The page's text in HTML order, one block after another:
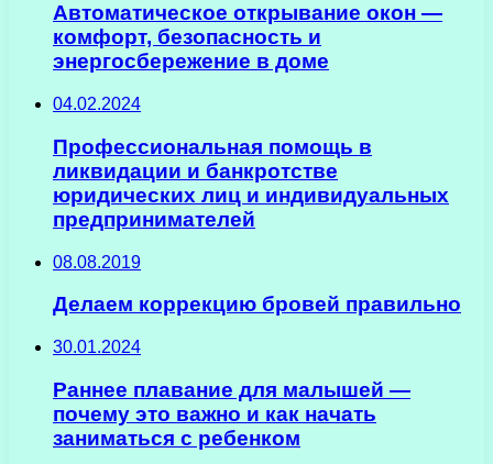
Автоматическое открывание окон —
комфорт, безопасность и
энергосбережение в доме
04.02.2024
Профессиональная помощь в
ликвидации и банкротстве
юридических лиц и индивидуальных
предпринимателей
08.08.2019
Делаем коррекцию бровей правильно
30.01.2024
Раннее плавание для малышей —
почему это важно и как начать
заниматься с ребенком